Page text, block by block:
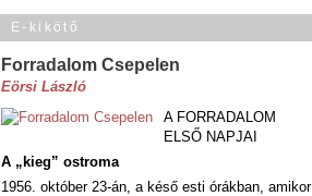
E-kikötő
Forradalom Csepelen
Eörsi László
A FORRADALOM
ELSŐ NAPJAI
A „kieg” ostroma
1956. október 23-án, a késő esti órákban, amikor